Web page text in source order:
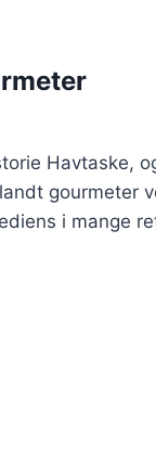
Havtaske,
gourmeter
i mange